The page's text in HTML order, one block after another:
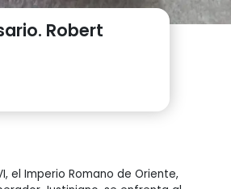
Robert
el Imperio Romano de Oriente,